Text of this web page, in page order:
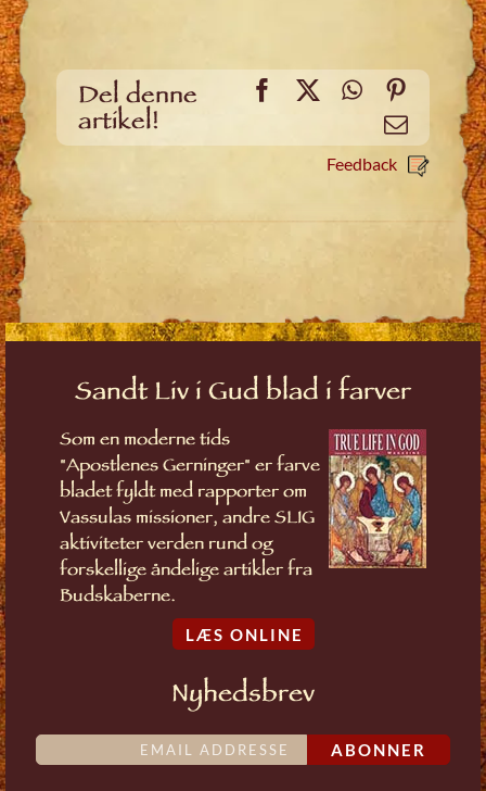
Del denne
artikel!
Facebook
X WhatsApp
Email
Feedback
Sandt Liv i Gud blad i farver
Som en moderne tids
"Apostlenes Gerninger" er farve
bladet fyldt med rapporter om
Vassulas missioner, andre SLIG
aktiviteter verden rund og
forskellige åndelige artikler fra
Budskaberne.
LÆS ONLINE
Nyhedsbrev
ABONNER